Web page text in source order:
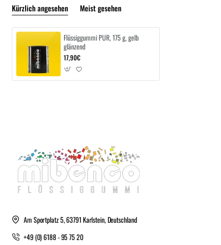
Kürzlich angesehen Meist gesehen
Flüssiggummi PUR, 175 g, gelb
glänzend
17,90€
Am Sportplatz 5, 63791 Karlstein, Deutschland
+49 (0) 6188 - 95 75 20